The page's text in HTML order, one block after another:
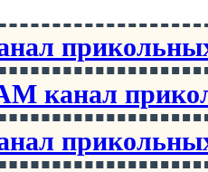
канал